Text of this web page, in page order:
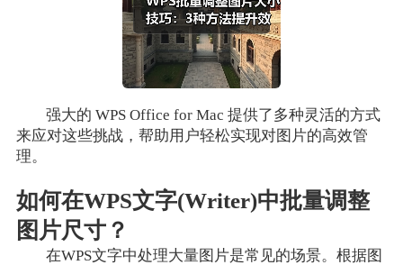
强大的 WPS Office for Mac 提供了多种灵活的方式
来应对这些挑战，帮助用户轻松实现对图片的高效管
理。
如何在WPS文字(Writer)中批量调整
图片尺寸？
在WPS文字中处理大量图片是常见的场景。根据图